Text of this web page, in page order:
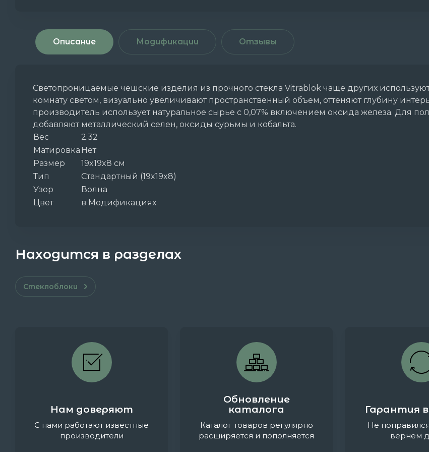
Описание Модификации Отзывы
Светопроницаемые чешские изделия из прочного стекла Vitrablok чаще других
комнату светом, визуально увеличивают пространственный объем, оттеняют глубину
производитель использует натуральное сырье с 0,07% включением оксида железа. Для
добавляют металлический селен, оксиды сурьмы и кобальта.
Вес
2.32
Матировка Нет
Размер
19x19x8 см
Тип
Стандартный (19x19x8)
Узор
Волна
Цвет
в Модификациях
Находится в разделах
Стеклоблоки
Нам доверяют
С нами работают известные
производители
Обновление
каталога
Каталог товаров регулярно
расширяется и пополняется
Гарантия
Не
вернем